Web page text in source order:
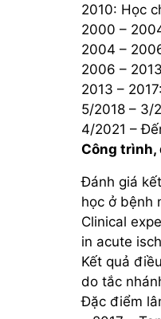
2010: Học
2000 –
2004 –
2006 –
2013 –
5/2018 – 3/
4/2021 –
Công trình,
Đánh giá
học ở bệnh
Clinical
in acute
Kết quả
do tắc
Đặc điểm
não tại Bệnh
Cần Thơ là
Trường Đại học Y
quỵ não giá
được kiểm tra
và